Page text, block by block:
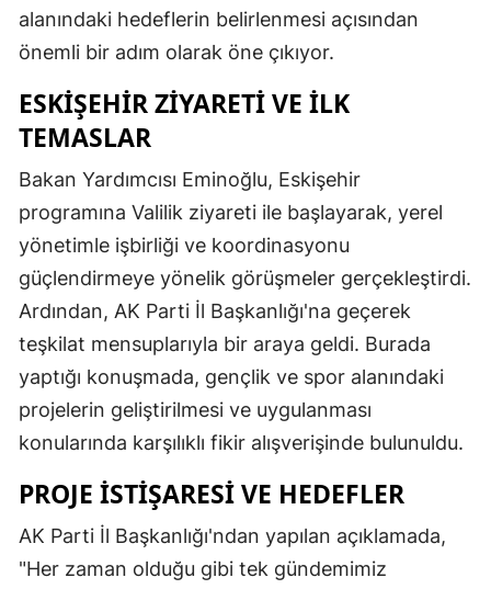
alanındaki hedeflerin belirlenmesi açısından
önemli bir adım olarak öne çıkıyor.
ESKIŞEHIR ZIYARETI VE İLK
TEMASLAR
Bakan Yardımcısı Eminoğlu, Eskişehir
programına Valilik ziyareti ile başlayarak, yerel
yönetimle işbirliği ve koordinasyonu
güçlendirmeye yönelik görüşmeler gerçekleştirdi.
Ardından, AK Parti İl Başkanlığı'na geçerek
teşkilat mensuplarıyla bir araya geldi. Burada
yaptığı konuşmada, gençlik ve spor alanındaki
projelerin geliştirilmesi ve uygulanması
konularında karşılıklı fikir alışverişinde bulunuldu.
PROJE İSTIŞARESI VE HEDEFLER
AK Parti İl Başkanlığı'ndan yapılan açıklamada,
"Her zaman olduğu gibi tek gündemimiz